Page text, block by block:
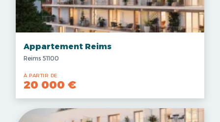
Appartement Reims
Reims 51100
À PARTIR DE
20 000 €